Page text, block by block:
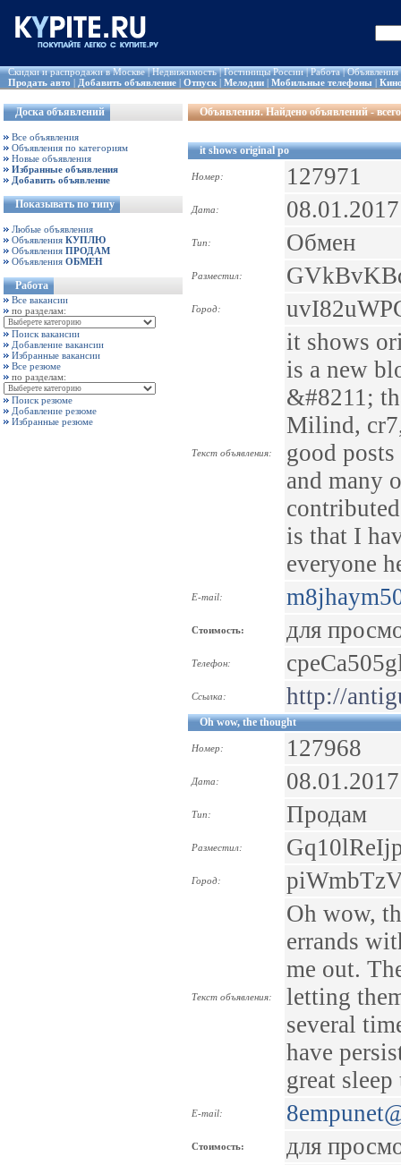
Скидки и распродажи в Москве|Недвижимость|Гостиницы России|Работа|Объявления
Продать авто | Добавить объявление | Отпуск | Мелодии | Мобильные телефоны |
Доска объявлений
Все объявления
Объявления по категориям
Новые объявления
Избранные объявления
Добавить объявление
Показывать по типу
Любые объявления
Объявления КУПЛЮ
Объявления ПРОДАМ
Объявления ОБМЕН
Работа
Все вакансии
по разделам:
Поиск вакансии
Добавление вакансии
Избранные вакансии
Все резюме
по разделам:
Поиск резюме
Добавление резюме
Избранные резюме
Объявления. Найдено объявлений -
it shows original po
Номер: 127971
Дата: 08.01.2017
Тип: Обмен
Разместил:
Город:
Текст объявления:
it shows
is a new
&#8211;
Milind,
good
and many
is that I
everyone
E-mail:
Стоимость: для
Телефон:
Ссылка: http://
Oh wow, the thought
Номер: 127968
Дата: 08.01.2017
Тип: Продам
Разместил:
Город:
Текст объявления:
Oh wow,
errands
me out.
letting
several
have
great
E-mail:
Стоимость: для